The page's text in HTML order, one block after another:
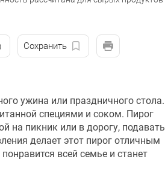
Сохранить
ужина или праздничного стола.
специями и соком. Пирог
на пикник или в дорогу, подавать
делает этот пирог отличным
всей семье и станет